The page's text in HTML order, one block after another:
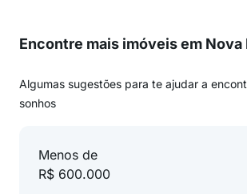
Encontre mais imóveis em Nova
Algumas sugestões para te ajudar a
sonhos
Menos de
R$ 600.000